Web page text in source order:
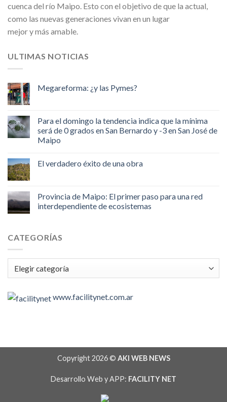
cuenca del río Maipo. Esto con el objetivo de que la actual,
como las nuevas generaciones vivan en un lugar
mejor y más amable.
ULTIMAS NOTICIAS
Megareforma: ¿y las Pymes?
Para el domingo la tendencia indica que la mínima
será de 0 grados en San Bernardo y -3 en San José de
Maipo
El verdadero éxito de una obra
Provincia de Maipo: El primer paso para una red
interdependiente de ecosistemas
CATEGORÍAS
www.facilitynet.com.ar
Copyright 2026 © AKI WEB NEWS
Desarrollo Web y APP: FACILITY NET